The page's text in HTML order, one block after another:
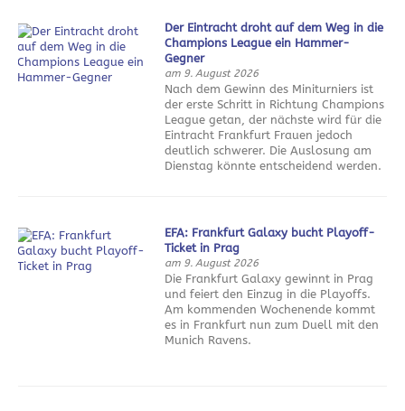
Der Eintracht droht auf dem Weg in die
Champions League ein Hammer-
Gegner
am 9. August 2026
Nach dem Gewinn des Miniturniers ist
der erste Schritt in Richtung Champions
League getan, der nächste wird für die
Eintracht Frankfurt Frauen jedoch
deutlich schwerer. Die Auslosung am
Dienstag könnte entscheidend werden.
EFA: Frankfurt Galaxy bucht Playoff-
Ticket in Prag
am 9. August 2026
Die Frankfurt Galaxy gewinnt in Prag
und feiert den Einzug in die Playoffs.
Am kommenden Wochenende kommt
es in Frankfurt nun zum Duell mit den
Munich Ravens.